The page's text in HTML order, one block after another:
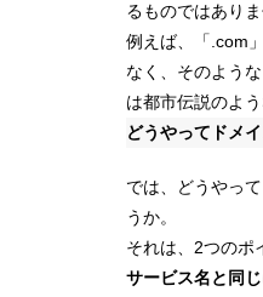
るものではありま
例えば、「.com
なく、そのよう
は都市伝説のよう
どうやってドメ
では、どうやっ
うか。
それは、2つのポ
サービス名と同